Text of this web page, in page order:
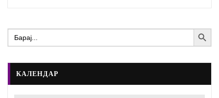
Search
for:
Search Button
КАЛЕНДАР